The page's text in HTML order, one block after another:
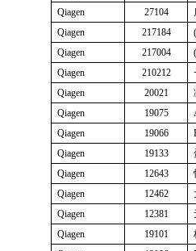
Qiagen
27104
Qiagen
217184
(
Qiagen
217004
(
Qiagen
210212
Qiagen
20021
Qiagen
19075
Qiagen
19066
Qiagen
19133
Qiagen
12643
Qiagen
12462
Qiagen
12381
Qiagen
19101